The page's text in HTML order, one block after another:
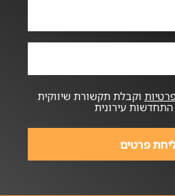
וקבלת תקשורת שיווקית
התחדשות עירונית
פרטים